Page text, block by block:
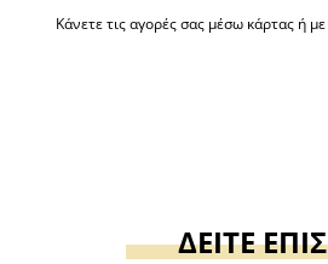
Κάνετε τις αγορές σας μέσω κάρτας ή
ΔΕΙΤΕ